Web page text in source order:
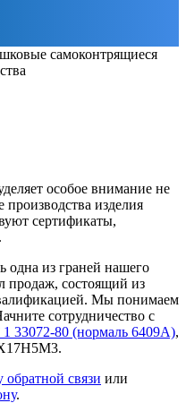
самоконтрящиеся
особое внимание не
производства изделия
сертификаты,
одна из граней нашего
продаж, состоящий из
Мы понимаем
сотрудничество с
33072-80 (нормаль 6409А),
обратной связи или
.